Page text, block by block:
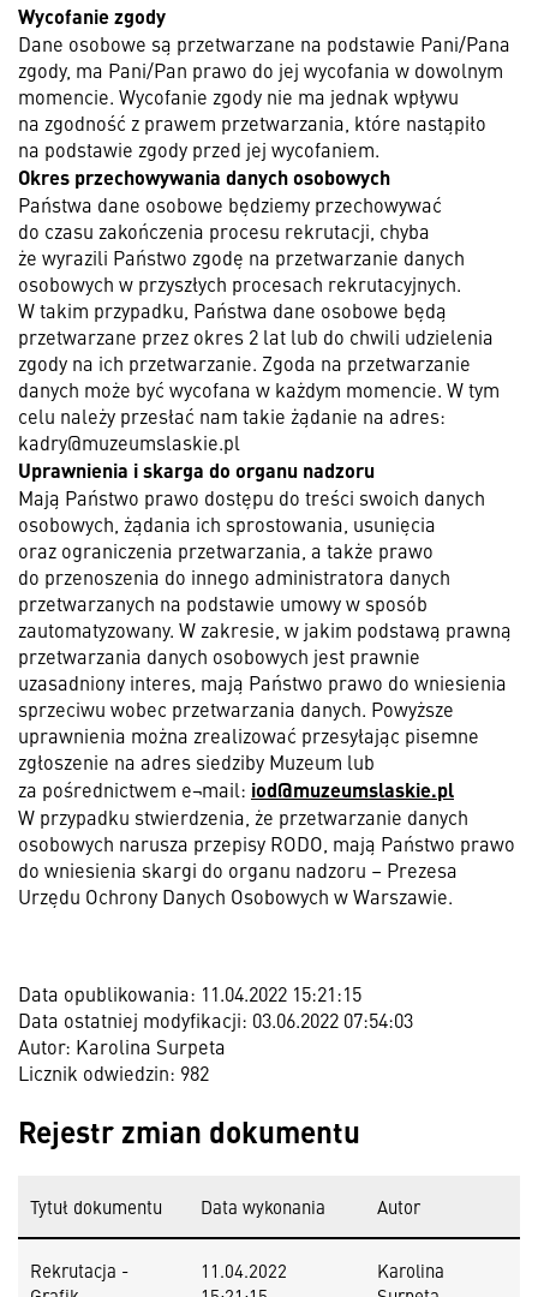
Wycofanie zgody
Dane osobowe są przetwarzane na podstawie Pani/Pana
zgody, ma Pani/Pan prawo do jej wycofania w dowolnym
momencie. Wycofanie zgody nie ma jednak wpływu
na zgodność z prawem przetwarzania, które nastąpiło
na podstawie zgody przed jej wycofaniem.
Okres przechowywania danych osobowych
Państwa dane osobowe będziemy przechowywać
do czasu zakończenia procesu rekrutacji, chyba
że wyrazili Państwo zgodę na przetwarzanie danych
osobowych w przyszłych procesach rekrutacyjnych.
W takim przypadku, Państwa dane osobowe będą
przetwarzane przez okres 2 lat lub do chwili udzielenia
zgody na ich przetwarzanie. Zgoda na przetwarzanie
danych może być wycofana w każdym momencie. W tym
celu należy przesłać nam takie żądanie na adres:
kadry@muzeumslaskie.pl
Uprawnienia i skarga do organu nadzoru
Mają Państwo prawo dostępu do treści swoich danych
osobowych, żądania ich sprostowania, usunięcia
oraz ograniczenia przetwarzania, a także prawo
do przenoszenia do innego administratora danych
przetwarzanych na podstawie umowy w sposób
zautomatyzowany. W zakresie, w jakim podstawą prawną
przetwarzania danych osobowych jest prawnie
uzasadniony interes, mają Państwo prawo do wniesienia
sprzeciwu wobec przetwarzania danych. Powyższe
uprawnienia można zrealizować przesyłając pisemne
zgłoszenie na adres siedziby Muzeum lub
za pośrednictwem e¬mail: iod@muzeumslaskie.pl
W przypadku stwierdzenia, że przetwarzanie danych
osobowych narusza przepisy RODO, mają Państwo prawo
do wniesienia skargi do organu nadzoru – Prezesa
Urzędu Ochrony Danych Osobowych w Warszawie.
Data opublikowania: 11.04.2022 15:21:15
Data ostatniej modyfikacji: 03.06.2022 07:54:03
Autor: Karolina Surpeta
Licznik odwiedzin: 982
Rejestr zmian dokumentu
Tytuł dokumentu Data wykonania Autor
Rekrutacja -
11.04.2022
Karolina